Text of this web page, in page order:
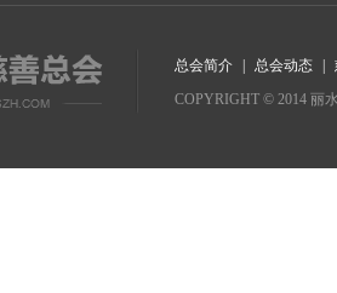
总会简介 总会动态
COPYRIGHT © 2014 丽